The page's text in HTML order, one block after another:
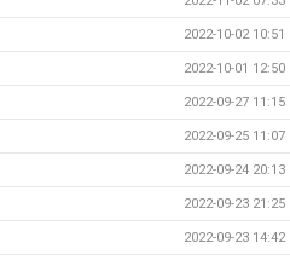
2022-10-02 10:51
2022-10-01 12:50
2022-09-27 11:15
2022-09-25 11:07
2022-09-24 20:13
2022-09-23 21:25
2022-09-23 14:42